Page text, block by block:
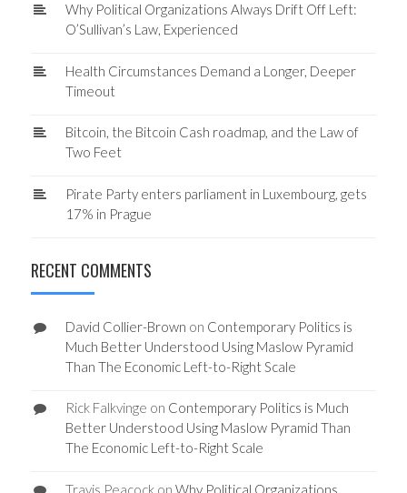
Why Political Organizations Always Drift Off Left:
O’Sullivan’s Law, Experienced
Health Circumstances Demand a Longer, Deeper
Timeout
Bitcoin, the Bitcoin Cash roadmap, and the Law of
Two Feet
Pirate Party enters parliament in Luxembourg, gets
17% in Prague
RECENT COMMENTS
David Collier-Brown on Contemporary Politics is
Much Better Understood Using Maslow Pyramid
Than The Economic Left-to-Right Scale
Rick Falkvinge on Contemporary Politics is Much
Better Understood Using Maslow Pyramid Than
The Economic Left-to-Right Scale
Travis Peacockon Why Political Organizations